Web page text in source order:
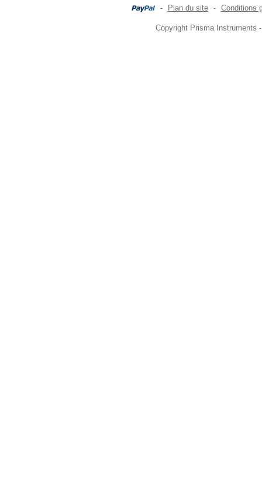
- Plan du site - Conditions
Copyright Prisma Instruments